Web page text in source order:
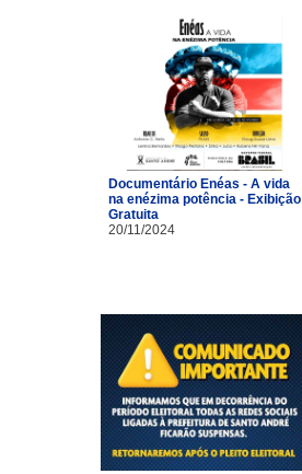
Documentário Enéas - A vida
na enézima potência - Exibição
Gratuita
20/11/2024